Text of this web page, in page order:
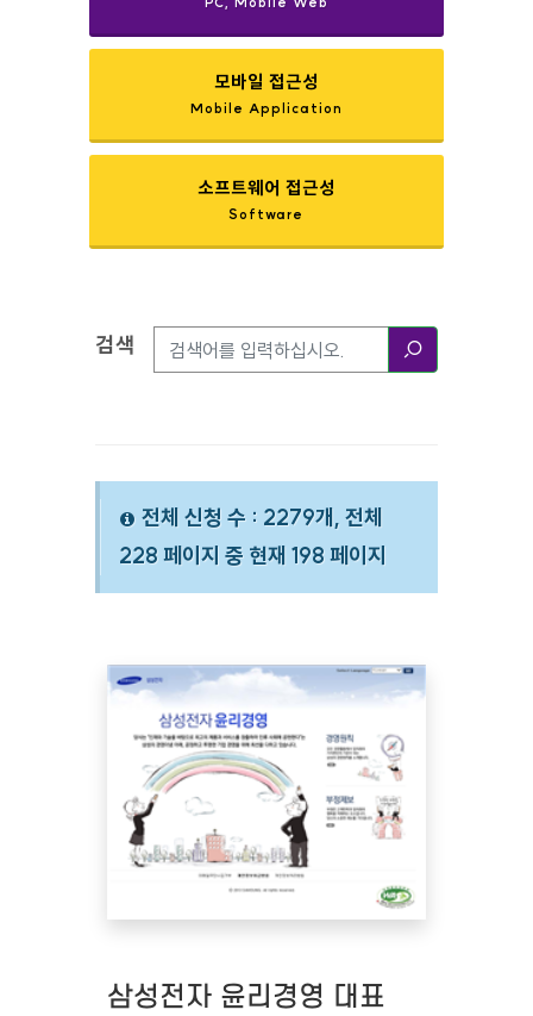
모바일 접근성
Mobile Application
소프트웨어 접근성
Software
검색옵션
검색
전체 신청 수 : 2279개, 전체
228 페이지 중 현재 198 페이지
삼성전자 윤리경영 대표